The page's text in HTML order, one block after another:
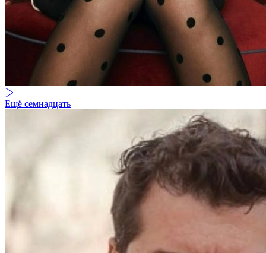
Ещё семнадцать